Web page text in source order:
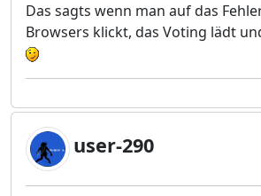
Das sagts wenn man auf das
Browsers klickt, das Voting lädt
user-290